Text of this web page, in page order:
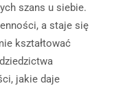
szans u siebie.
a staje się
kształtować
jakie daje